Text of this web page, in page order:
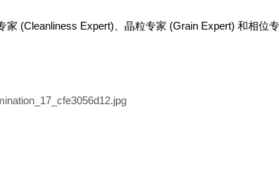
(Cleanliness Expert)、晶粒专家 (Grain Expert) 和相位